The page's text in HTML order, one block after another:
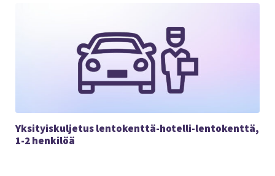
Yksityiskuljetus lentokenttä-hotelli-lentokenttä,
1-2 henkilöä